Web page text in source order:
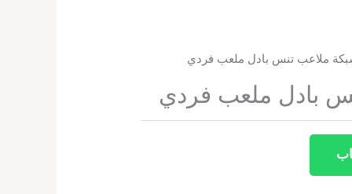
ملاعب تنس بادل ملعب فردي
بادل ملعب فردي